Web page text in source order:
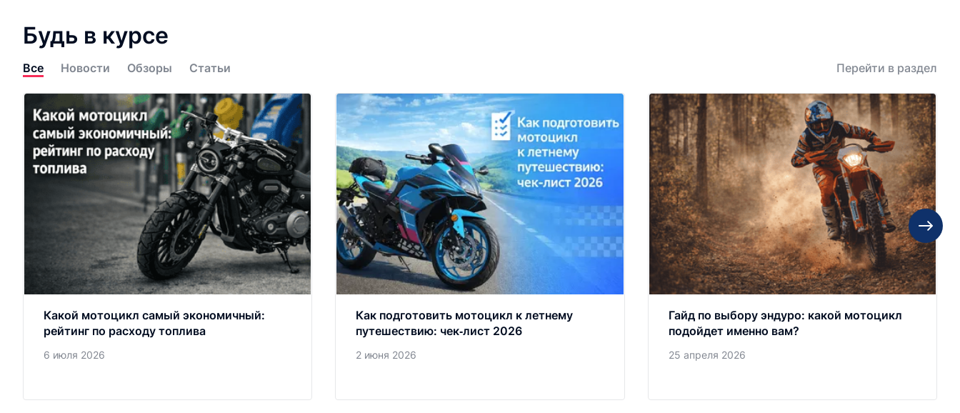
Будь в курсе
Все Новости Обзоры Статьи Перейти в раздел
Какой мотоцикл самый экономичный:
рейтинг по расходу топлива
6 июля 2026
Как подготовить мотоцикл к летнему
путешествию: чек‑лист 2026
2 июня 2026
Гайд по выбору эндуро: какой мотоцикл
подойдет именно вам?
25 апреля 2026